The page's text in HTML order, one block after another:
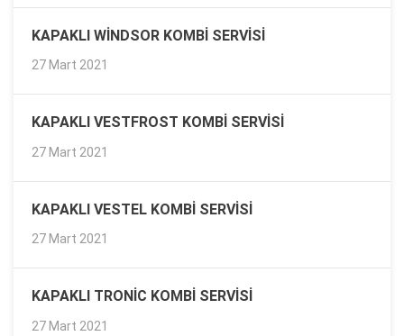
KAPAKLI WINDSOR KOMBI SERVISI
27 Mart 2021
KAPAKLI VESTFROST KOMBI SERVISI
27 Mart 2021
KAPAKLI VESTEL KOMBI SERVISI
27 Mart 2021
KAPAKLI TRONIC KOMBI SERVISI
27 Mart 2021